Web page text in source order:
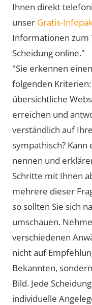
Ihnen direkt
unser Gratis-
Informationen zum
Scheidung online."
"Sie erkennen
folgenden
übersichtliche
erreichen und
verständlich auf
sympathisch?
nennen und
Schritte mit Ihnen
mehrere dieser
so sollten Sie sich
umschauen.
verschiedenen
nicht auf
Bekannten,
Bild. Jede
individuelle